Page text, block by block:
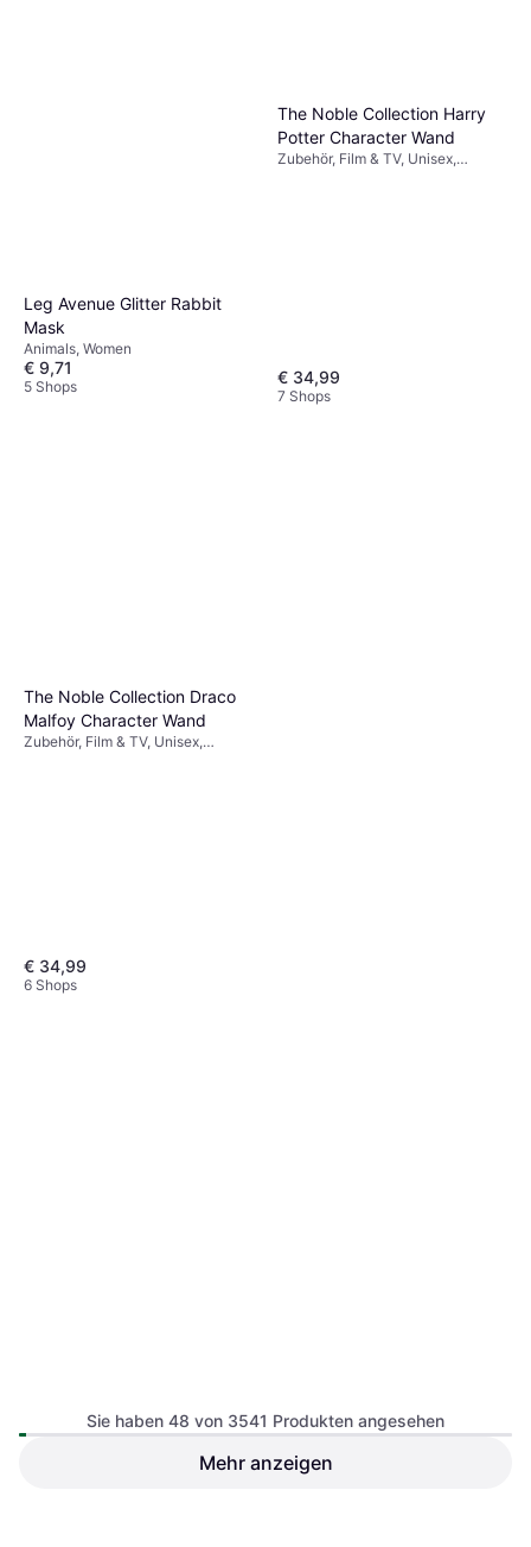
Leg Avenue Glitter Rabbit
Mask
Animals, Women
€ 9,71
5 Shops
The Noble Collection Harry
Potter Character Wand
Zubehör, Film & TV, Unisex,
€ 34,99
7 Shops
The Noble Collection Draco
Malfoy Character Wand
Zubehör, Film & TV, Unisex,
€ 34,99
6 Shops
Kostüm & Verkleidung, Comic &
Superschurke, Film & TV, Sonstige
Sie haben 48 von 3541 Produkten angesehen
Mehr anzeigen